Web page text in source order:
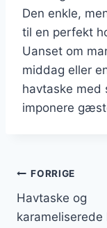
Den enkle,
til en perfekt
Uanset om
middag eller
havtaske med
imponere
FORRIGE
Havtaske og
karameliserede